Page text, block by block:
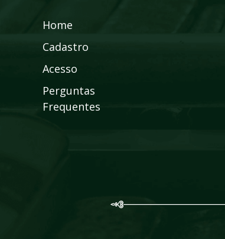
Home
Cadastro
Acesso
Perguntas
Frequentes